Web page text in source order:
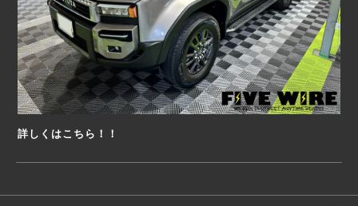
詳しくはこちら！！